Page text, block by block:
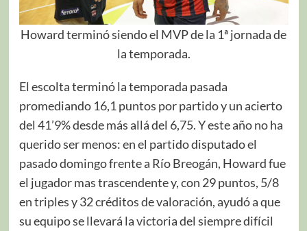
Howard terminó siendo el MVP de la 1ª jornada de
la temporada.
El escolta terminó la temporada pasada
promediando 16,1 puntos por partido y un acierto
del 41’9% desde más allá del 6,75. Y este año no ha
querido ser menos: en el partido disputado el
pasado domingo frente a Río Breogán, Howard fue
el jugador mas trascendente y, con 29 puntos, 5/8
en triples y 32 créditos de valoración, ayudó a que
su equipo se llevará la victoria del siempre difícil